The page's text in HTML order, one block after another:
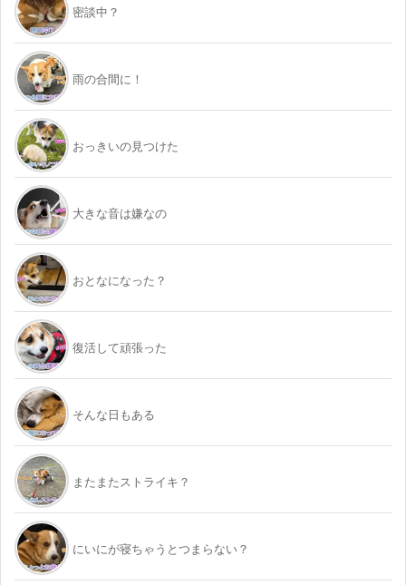
密談中？
雨の合間に！
おっきいの見つけた
大きな音は嫌なの
おとなになった？
復活して頑張った
そんな日もある
またまたストライキ？
にいにが寝ちゃうとつまらない？